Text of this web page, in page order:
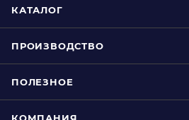
КАТАЛОГ
ПРОИЗВОДСТВО
ПОЛЕЗНОЕ